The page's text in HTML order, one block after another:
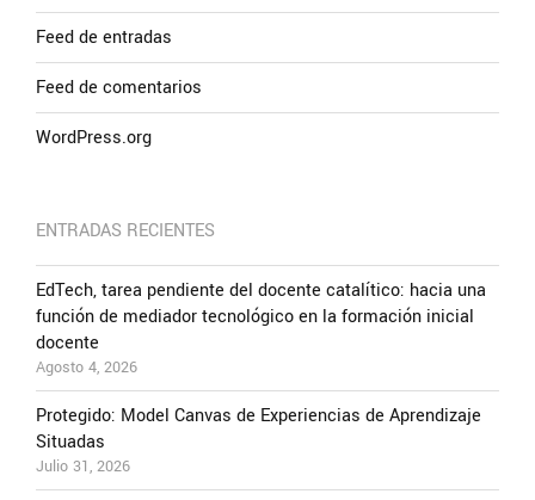
Feed de entradas
Feed de comentarios
WordPress.org
ENTRADAS RECIENTES
EdTech, tarea pendiente del docente catalítico: hacia una
función de mediador tecnológico en la formación inicial
docente
Agosto 4, 2026
Protegido: Model Canvas de Experiencias de Aprendizaje
Situadas
Julio 31, 2026